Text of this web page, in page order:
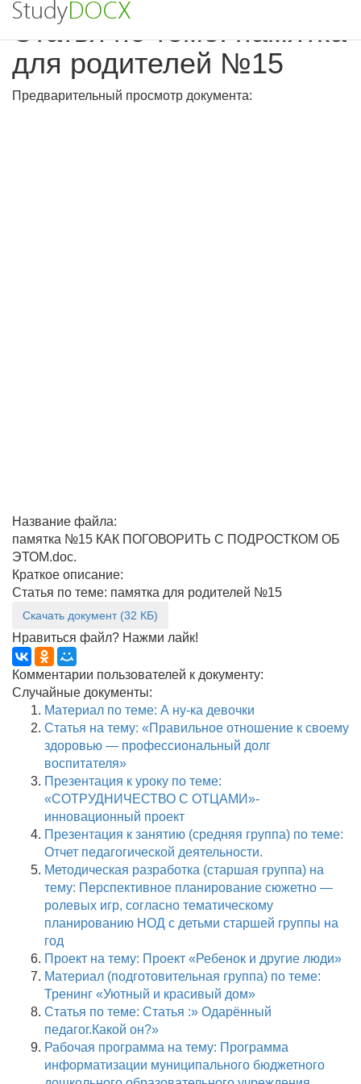
Статья по теме: памятка
для родителей №15
Предварительный просмотр документа:
Название файла:
памятка №15 КАК ПОГОВОРИТЬ С ПОДРОСТКОМ ОБ
ЭТОМ.doc.
Краткое описание:
Статья по теме: памятка для родителей №15
Скачать документ (32 КБ)
Нравиться файл? Нажми лайк!
Комментарии пользователей к документу:
Случайные документы:
Материал по теме: А ну-ка девочки
Статья на тему: «Правильное отношение к своему
здоровью — профессиональный долг
воспитателя»
Презентация к уроку по теме:
«СОТРУДНИЧЕСТВО С ОТЦАМИ»-
инновационный проект
Презентация к занятию (средняя группа) по теме:
Отчет педагогической деятельности.
Методическая разработка (старшая группа) на
тему: Перспективное планирование сюжетно —
ролевых игр, согласно тематическому
планированию НОД с детьми старшей группы на
год
Проект на тему: Проект «Ребенок и другие люди»
Материал (подготовительная группа) по теме:
Тренинг «Уютный и красивый дом»
Статья по теме: Статья :» Одарённый
педагог.Какой он?»
Рабочая программа на тему: Программа
информатизации муниципального бюджетного